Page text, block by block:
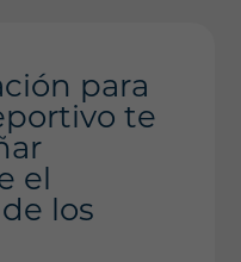
para
te
el
los